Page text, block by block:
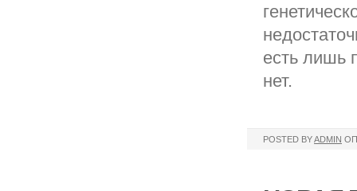
есть лишь
нет.
POSTED BYADMIN